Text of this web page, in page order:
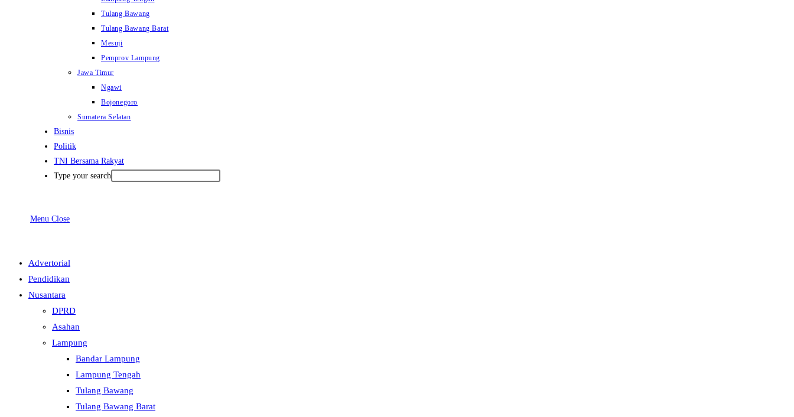
Tulang Bawang
Tulang Bawang Barat
Mesuji
Pemprov Lampung
Jawa Timur
Ngawi
Bojonegoro
Sumatera Selatan
Bisnis
Politik
TNI Bersama Rakyat
Type your search
Menu Close
Advertorial
Pendidikan
Nusantara
DPRD
Asahan
Lampung
Bandar Lampung
Lampung Tengah
Tulang Bawang
Tulang Bawang Barat